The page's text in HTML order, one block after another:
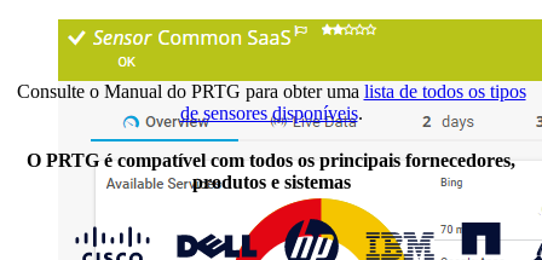
Consulte o Manual do PRTG para obter uma lista de todos os tipos
de sensores disponíveis.
O PRTG é compatível com todos os principais fornecedores,
produtos e sistemas